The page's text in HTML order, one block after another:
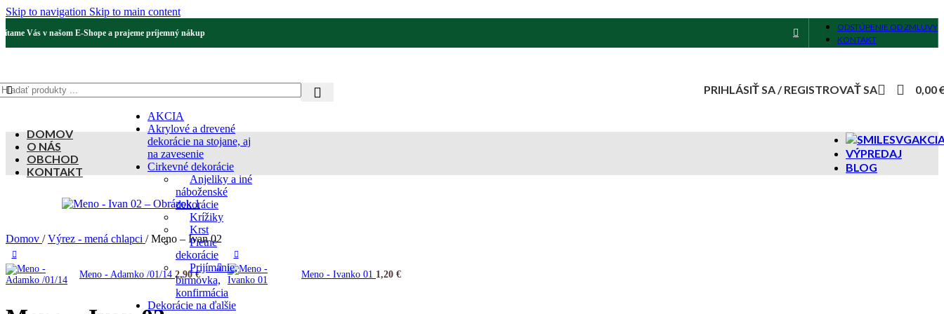
Skip to navigation Skip to main content
Vás v našom E-Shope a prajeme príjemný nákup
ODSTÚPENIE OD ZMLUVY
KONTAKT
AKCIA
Akrylové a drevené
dekorácie na stojane, aj
na zavesenie
Cirkevné dekorácie
Anjeliky a iné
náboženské
dekorácie
Krížiky
Krst
Pietne
dekorácie
Prijímanie,
birmovka,
konfirmácia
Dekorácie na ďalšie
PRIHLÁSIŤ SA / REGISTROVAŤ SA 0,00
DOMOV
O NÁS
OBCHOD
KONTAKT
VÝPREDAJ
BLOG
Domov / Výrez - mená chlapci / Meno – Ivan 02
Meno - Adamko /01/14 2,90€ Meno - Ivanko 01 1,20 €